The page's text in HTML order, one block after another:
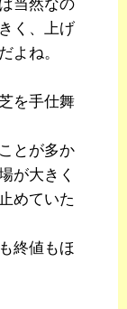
当然なの
く、上げ
よね。
を手仕舞
とが多か
が大きく
めていた
終値もほ